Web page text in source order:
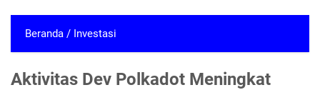
Beranda / Investasi
Aktivitas Dev Polkadot Meningkat